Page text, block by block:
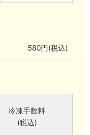
580円(税込)
冷凍手数料
(税込)